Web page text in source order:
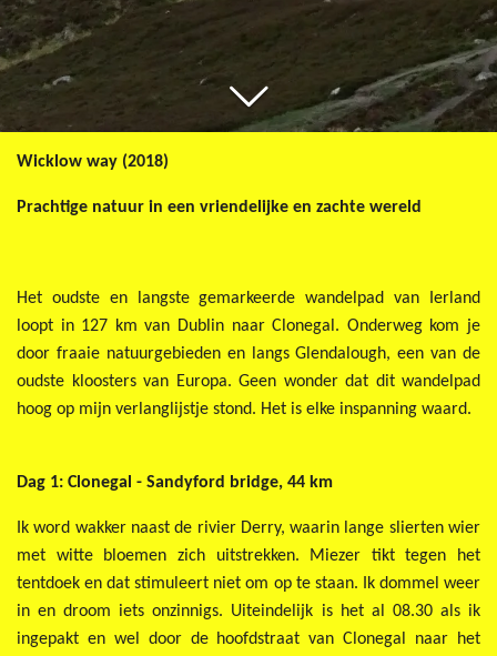
Wicklow way (2018)
Prachtige natuur in een vriendelijke en zachte wereld
Het oudste en langste gemarkeerde wandelpad van Ierland
loopt in 127 km van Dublin naar Clonegal. Onderweg kom je
door fraaie natuurgebieden en langs Glendalough, een van de
oudste kloosters van Europa. Geen wonder dat dit wandelpad
hoog op mijn verlanglijstje stond. Het is elke inspanning waard.
Dag 1: Clonegal - Sandyford bridge, 44 km
Ik word wakker naast de rivier Derry, waarin lange slierten wier
met witte bloemen zich uitstrekken. Miezer tikt tegen het
tentdoek en dat stimuleert niet om op te staan. Ik dommel weer
in en droom iets onzinnigs. Uiteindelijk is het al 08.30 als ik
ingepakt en wel door de hoofdstraat van Clonegal naar het